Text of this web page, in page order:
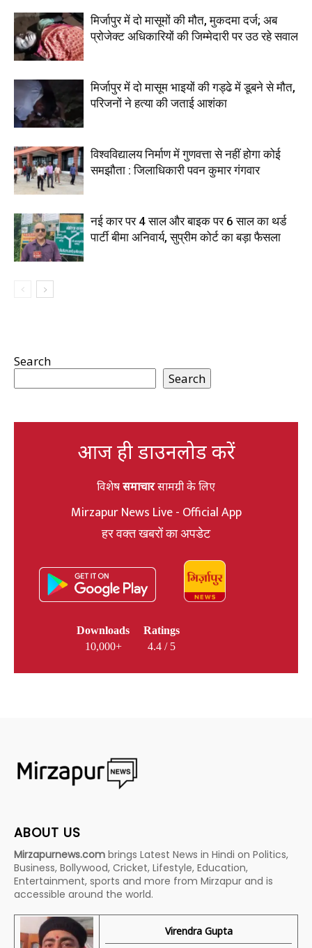
मिर्जापुर में दो मासूमों की मौत, मुकदमा दर्ज; अब
प्रोजेक्ट अधिकारियों की जिम्मेदारी पर उठ रहे सवाल
मिर्जापुर में दो मासूम भाइयों की गड्ढे में डूबने से मौत,
परिजनों ने हत्या की जताई आशंका
विश्वविद्यालय निर्माण में गुणवत्ता से नहीं होगा कोई
समझौता : जिलाधिकारी पवन कुमार गंगवार
नई कार पर 4 साल और बाइक पर 6 साल का थर्ड
पार्टी बीमा अनिवार्य, सुप्रीम कोर्ट का बड़ा फैसला
Search
Search
आज ही डाउनलोड करें
विशेषसमाचारसामग्री के लिए
Mirzapur News Live - Official App
हर वक्त खबरों का अपडेट
Downloads
10,000+
Ratings
4.4 / 5
ABOUT US
Mirzapurnews.com brings Latest News in Hindi on Politics,
Business, Bollywood, Cricket, Lifestyle, Education,
Entertainment, sports and more from Mirzapur and is
accessible around the world.
Virendra Gupta